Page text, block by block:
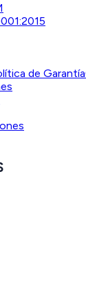
de Garantía